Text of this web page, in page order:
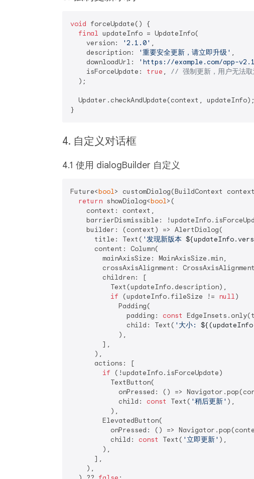
void forceUpdate() {
final updateInfo = UpdateInfo(
    version:
'2.1.0' ,
    description:
'重要安全更新，请立即升级' ,
    downloadUrl:
'https://example.com/app-
    isForceUpdate:
true , // 强制更新，用户无法取
  );
  Updater.checkAndUpdate(context, updateInfo);
4. 自定义对话框
4.1 使用 dialogBuilder 自定义
Future<bool> customDialog(BuildContext
return showDialog<bool>(
    context: context,
barrierDismissible:
    builder: (context) => AlertDialog(
      title: Text(
'发现新版本
      content: Column(
        mainAxisSize: MainAxisSize.min,
crossAxisAlignment:
        children: [
          Text(updateInfo.description),
if (updateInfo.fileSize != null)
            Padding(
              padding:
const
              child: Text(
'大小:
            ),
        ],
      ),
      actions: [
if (!updateInfo.isForceUpdate)
          TextButton(
onPressed: () =>
            child:
const Text( '稍后更新' ),
          ),
        ElevatedButton(
onPressed: () =>
          child:
const Text( '立即更新' ),
        ),
      ],
    ),